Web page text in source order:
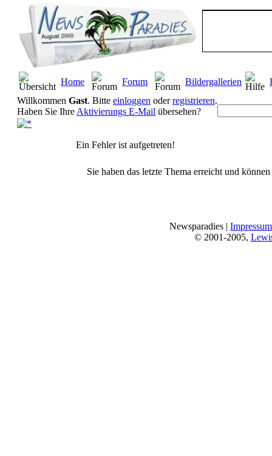
Home Forum Bildergallerien
Willkommen Gast. Bitte einloggen oderregistrieren.
Haben Sie Ihre Aktivierungs E-Mail übersehen?
Ein Fehler ist aufgetreten!
Sie haben das letzte Thema erreicht und
Newsparadies | Impressum
© 2001-2005,